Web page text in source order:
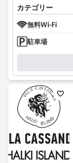
カテゴリー
無料Wi-Fi
駐車場